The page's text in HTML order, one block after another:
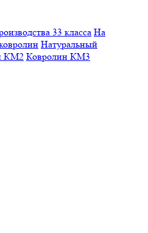
33 класса На
Натуральный
КМ2 Ковролин КМ3